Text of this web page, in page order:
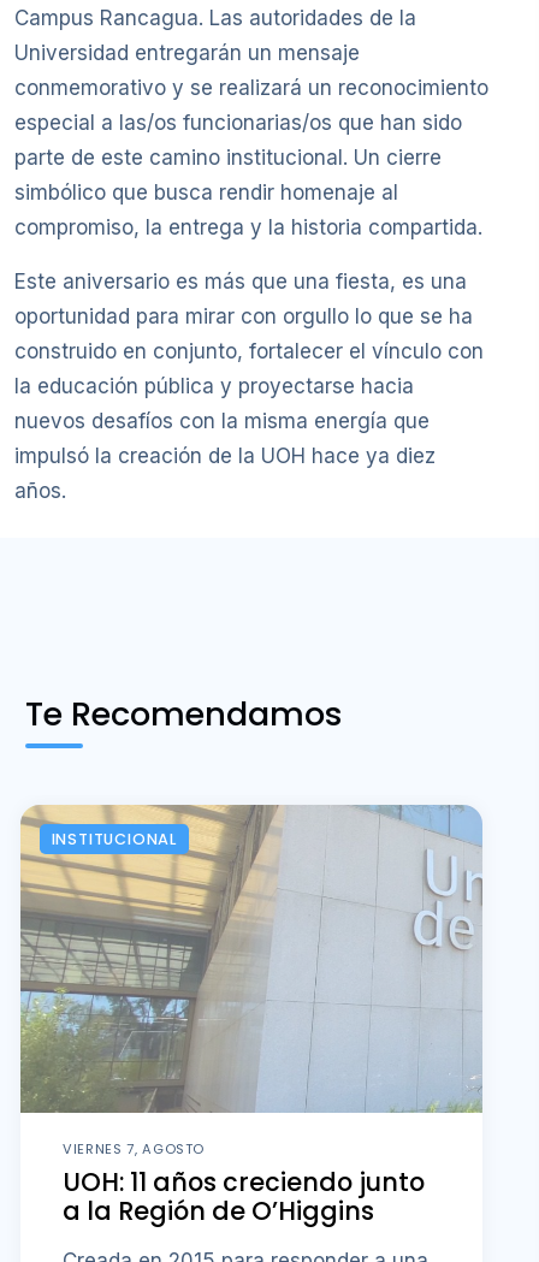
Campus Rancagua. Las autoridades de la
Universidad entregarán un mensaje
conmemorativo y se realizará un reconocimiento
especial a las/os funcionarias/os que han sido
parte de este camino institucional. Un cierre
simbólico que busca rendir homenaje al
compromiso, la entrega y la historia compartida.
Este aniversario es más que una fiesta, es una
oportunidad para mirar con orgullo lo que se ha
construido en conjunto, fortalecer el vínculo con
la educación pública y proyectarse hacia
nuevos desafíos con la misma energía que
impulsó la creación de la UOH hace ya diez
años.
Te Recomendamos
INSTITUCIONAL
VIERNES 7, AGOSTO
UOH: 11 años creciendo junto
a la Región de O’Higgins